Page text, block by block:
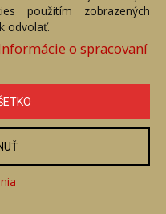
použitím zobrazených
odvolať.
o spracovaní